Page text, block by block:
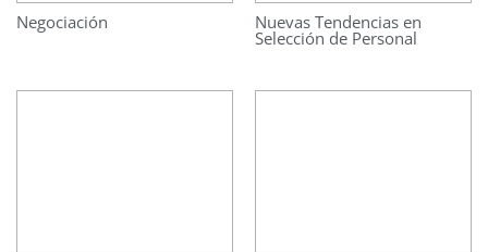
Negociación Nuevas Tendencias en
Selección de Personal